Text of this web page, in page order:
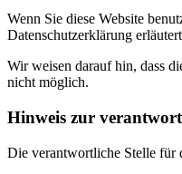
Wenn Sie diese Website
Datenschutzerklärung
Wir weisen darauf hin, dass
nicht möglich.
Hinweis zur
Die verantwortliche Stelle für